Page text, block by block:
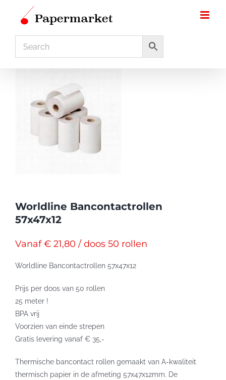
Worldline Bancontactrollen
57x47x12
Vanaf € 21,80 / doos 50 rollen
Worldline Bancontactrollen 57x47x12
Prijs per doos van 50 rollen
25 meter !
BPA vrij
Voorzien van einde strepen
Gratis levering vanaf € 35,-
Thermische bancontact rollen gemaakt van A-kwaliteit
thermisch papier in de afmeting 57x47x12mm. De